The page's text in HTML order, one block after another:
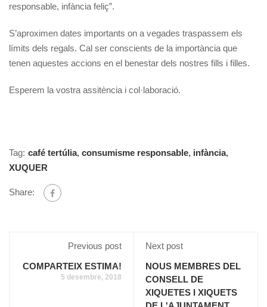
responsable, infància feliç”.
S’aproximen dates importants on a vegades traspassem els
límits dels regals. Cal ser conscients de la importància que
tenen aquestes accions en el benestar dels nostres fills i filles.
Esperem la vostra assitència i col·laboració.
Tag: café tertúlia, consumisme responsable, infància,
XUQUER
Share:
Previous post
COMPARTEIX ESTIMA!
5 desembre, 2018
Next post
NOUS MEMBRES DEL
CONSELL DE
XIQUETES I XIQUETS